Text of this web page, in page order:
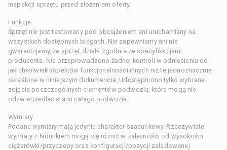
inspekcji sprzętu przed złożeniem oferty.
Funkcje
Sprzęt nie jest testowany pod obciążeniem ani uruchamiany na
wszystkich dostępnych biegach. Nie zapewniamy ani nie
gwarantujemy, że sprzęt działa zgodnie ze specyfikacjami
producenta. Nie przeprowadzono żadnej kontroli w odniesieniu do
jakichkolwiek aspektów funkcjonalności innych niż te jednoznacznie
określone w niniejszym dokumencie. Udostępniono tylko wybrane
zdjęcia poszczególnych elementów podwozia, które mogą nie
odzwierciedlać stanu całego podwozia.
Wymiary
Podane wymiary mają jedynie charakter szacunkowy. Rzeczywiste
wymiary z ładunkiem mogą się różnić w zależności od wysokości
ciężarówki/przyczepy oraz konfiguracji/pozycji załadowanej